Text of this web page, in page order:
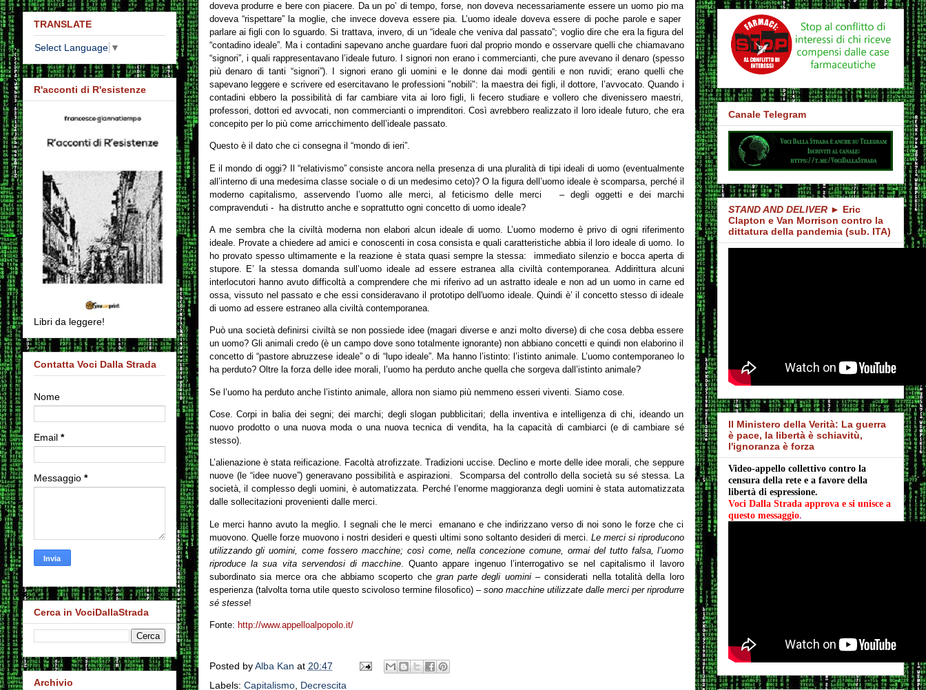
doveva produrre e bere con piacere. Da un po’ di tempo, forse, non doveva necessariamente essere un uomo pio ma
doveva “rispettare” la moglie, che invece doveva essere pia. L’uomo ideale doveva essere di poche parole e saper
parlare ai figli con lo sguardo. Si trattava, invero, di un “ideale che veniva dal passato”; voglio dire che era la figura del
“contadino ideale”. Ma i contadini sapevano anche guardare fuori dal proprio mondo e osservare quelli che chiamavano
“signori”, i quali rappresentavano l’ideale futuro. I signori non erano i commercianti, che pure avevano il denaro (spesso
più denaro di tanti “signori”). I signori erano gli uomini e le donne dai modi gentili e non ruvidi; erano quelli che
sapevano leggere e scrivere ed esercitavano le professioni "nobili": la maestra dei figli, il dottore, l’avvocato. Quando i
contadini ebbero la possibilità di far cambiare vita ai loro figli, li fecero studiare e vollero che divenissero maestri,
professori, dottori ed avvocati, non commercianti o imprenditori. Così avrebbero realizzato il loro ideale futuro, che era
concepito per lo più come arricchimento dell’ideale passato.
Questo è il dato che ci consegna il “mondo di ieri”.
E il mondo di oggi? Il “relativismo” consiste ancora nella presenza di una pluralità di tipi ideali di uomo (eventualmente
all’interno di una medesima classe sociale o di un medesimo ceto)? O la figura dell’uomo ideale è scomparsa, perché il
moderno capitalismo, asservendo l’uomo alle merci, al feticismo delle merci – degli oggetti e dei marchi
compravenduti - ha distrutto anche e soprattutto ogni concetto di uomo ideale?
A me sembra che la civiltà moderna non elabori alcun ideale di uomo. L’uomo moderno è privo di ogni riferimento
ideale. Provate a chiedere ad amici e conoscenti in cosa consista e quali caratteristiche abbia il loro ideale di uomo. Io
ho provato spesso ultimamente e la reazione è stata quasi sempre la stessa: immediato silenzio e bocca aperta di
stupore. E’ la stessa domanda sull’uomo ideale ad essere estranea alla civiltà contemporanea. Addirittura alcuni
interlocutori hanno avuto difficoltà a comprendere che mi riferivo ad un astratto ideale e non ad un uomo in carne ed
ossa, vissuto nel passato e che essi consideravano il prototipo dell'uomo ideale. Quindi è’ il concetto stesso di ideale
di uomo ad essere estraneo alla civiltà contemporanea.
Può una società definirsi civiltà se non possiede idee (magari diverse e anzi molto diverse) di che cosa debba essere
un uomo? Gli animali credo (è un campo dove sono totalmente ignorante) non abbiano concetti e quindi non elaborino il
concetto di “pastore abruzzese ideale” o di “lupo ideale”. Ma hanno l’istinto: l’istinto animale. L’uomo contemporaneo lo
ha perduto? Oltre la forza delle idee morali, l’uomo ha perduto anche quella che sorgeva dall’istinto animale?
Se l’uomo ha perduto anche l’istinto animale, allora non siamo più nemmeno esseri viventi. Siamo cose.
Cose. Corpi in balia dei segni; dei marchi; degli slogan pubblicitari; della inventiva e intelligenza di chi, ideando un
nuovo prodotto o una nuova moda o una nuova tecnica di vendita, ha la capacità di cambiarci (e di cambiare sé
stesso).
L’alienazione è stata reificazione. Facoltà atrofizzate. Tradizioni uccise. Declino e morte delle idee morali, che seppure
nuove (le “idee nuove”) generavano possibilità e aspirazioni. Scomparsa del controllo della società su sé stessa. La
società, il complesso degli uomini, è automatizzata. Perché l’enorme maggioranza degli uomini è stata automatizzata
dalle sollecitazioni provenienti dalle merci.
Le merci hanno avuto la meglio. I segnali che le merci emanano e che indirizzano verso di noi sono le forze che ci
muovono. Quelle forze muovono i nostri desideri e questi ultimi sono soltanto desideri di merci. Le merci si riproducono
utilizzando gli uomini, come fossero macchine; così come, nella concezione comune, ormai del tutto falsa, l’uomo
riproduce la sua vita servendosi di macchine. Quanto appare ingenuo l’interrogativo se nel capitalismo il lavoro
subordinato sia merce ora che abbiamo scoperto che gran parte degli uomini– considerati nella totalità della loro
esperienza (talvolta torna utile questo scivoloso termine filosofico) – sono macchine utilizzate dalle merci per riprodurre
sé stesse!
Fonte: http://www.appelloalpopolo.it/
Posted byAlba Kan at 20:47
Labels: Capitalismo, Decrescita
TRANSLATE
Select Language ▼
R'acconti di R'esistenze
Libri da leggere!
Contatta Voci Dalla Strada
Nome
Email *
Messaggio *
Cerca in VociDallaStrada
Archivio
Canale Telegram
STAND AND DELIVER► Eric
Clapton e Van Morrison contro la
dittatura della pandemia (sub. ITA)
Il Ministero della Verità: La guerra
è pace, la libertà è schiavitù,
l'ignoranza è forza
Video-appello collettivo contro la
censura della rete e a favore della
libertà di espressione.
Voci Dalla Strada approva e si unisce a
questo messaggio.